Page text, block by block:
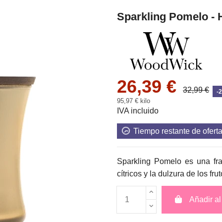
Sparkling Pomelo -
26,39 € 32,99 € -
95,97 € kilo
IVA incluido
Tiempo restante de oferta
Sparkling Pomelo es una
cítricos y la dulzura de los
Añadir